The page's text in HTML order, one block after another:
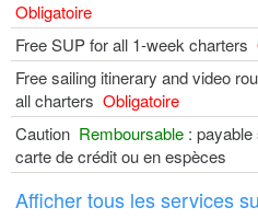
Obligatoire
Free SUP for all 1-week charters
Free sailing itinerary and video
all charters Obligatoire
Caution Remboursable :
carte de crédit ou en espèces
Afficher tous les services